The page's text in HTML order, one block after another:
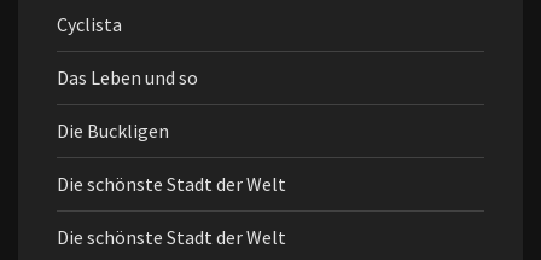
Cyclista
Das Leben und so
Die Buckligen
Die schönste Stadt der Welt
Die schönste Stadt der Welt